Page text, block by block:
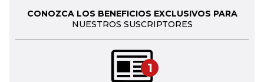
CONOZCA LOS BENEFICIOS EXCLUSIVOS PARA
NUESTROS SUSCRIPTORES
1